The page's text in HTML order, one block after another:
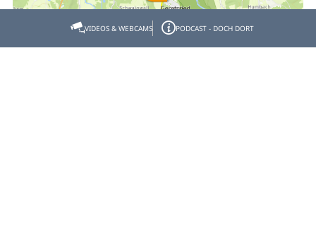
VIDEOS & WEBCAMS PODCAST - DOCH DORT